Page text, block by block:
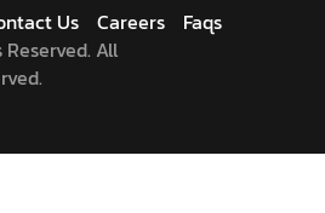
All
Us Careers Faqs